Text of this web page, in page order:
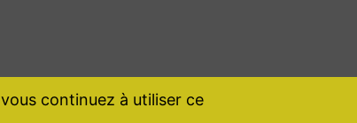
continuez à utiliser ce